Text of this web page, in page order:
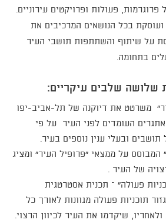
פעולות ופרויקטים עירוניים.
בכל הנושאים המרכיבים את
על שיתוף והשתתפות תושבי העיר
בתחומה.
שלושה שלבים עיקריים:
משרטט את דיוקנה של תל-אביב-יפו
העומדים לפני העיר על פי
ובעלי ענין נוספים בעיר.
המבוסס על ממצאי "פרופיל העיר" ומציג
של העיר .
פעולה" – תכנית אסטרטגית
תוכניות פעולה מגוונות לאורך כל
שיקדמו את העיר לכיוון הרצוי.